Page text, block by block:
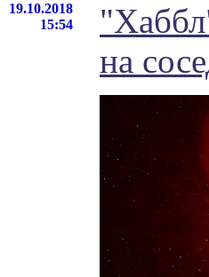
19.10.2018
15:54
на